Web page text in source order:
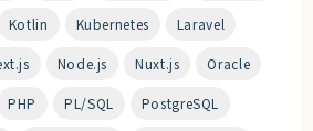
Kotlin Kubernetes Laravel
Node.js Nuxt.js Oracle
PHP PL/SQL PostgreSQL